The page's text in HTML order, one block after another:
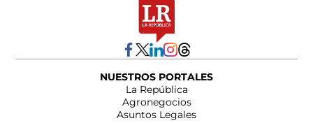
NUESTROS PORTALES
La República
Agronegocios
Asuntos Legales